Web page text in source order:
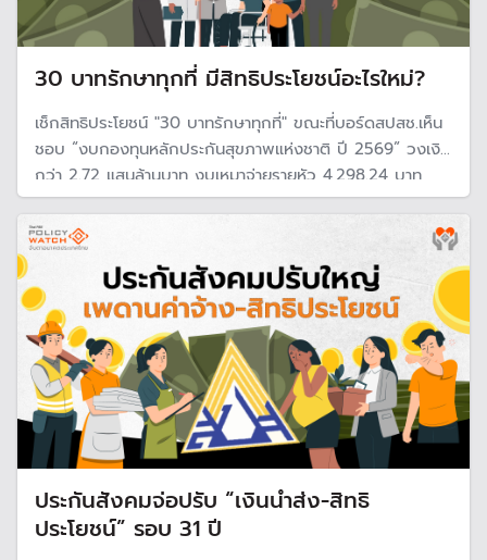
30 บาทรักษาทุกที่ มีสิทธิประโยชน์อะไรใหม่?
เช็กสิทธิประโยชน์ "30 บาทรักษาทุกที่" ขณะที่บอร์ดสปสช.เห็น
ชอบ “งบกองทุนหลักประกันสุขภาพแห่งชาติ ปี 2569” วงเงิน
กว่า 2.72 แสนล้านบาท งบเหมาจ่ายรายหัว 4,298.24 บาท
ดูแลคนไทยผู้มีสิทธิ 47.50 ล้านคน พร้อมเพิ่มสิทธิประโยขน์ใหม่
10 รายการ
ประกันสังคมจ่อปรับ “เงินนำส่ง-สิทธิ
ประโยชน์” รอบ 31 ปี